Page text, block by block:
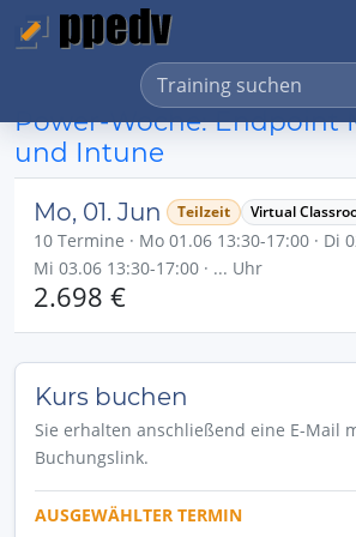
Power-Woche: Endpoint
und Intune
Mo, 01. Jun Teilzeit Virtual
10 Termine · Mo 01.06 13:30-17:00 · Di
Mi 03.06 13:30-17:00 · ... Uhr
2.698 €
Kurs buchen
Sie erhalten anschließend eine E-Mail
Buchungslink.
AUSGEWÄHLTER TERMIN